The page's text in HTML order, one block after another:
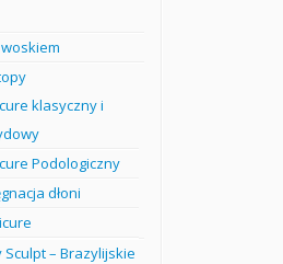
klasyczny i
Podologiczny
dłoni
Sculpt – Brazylijskie